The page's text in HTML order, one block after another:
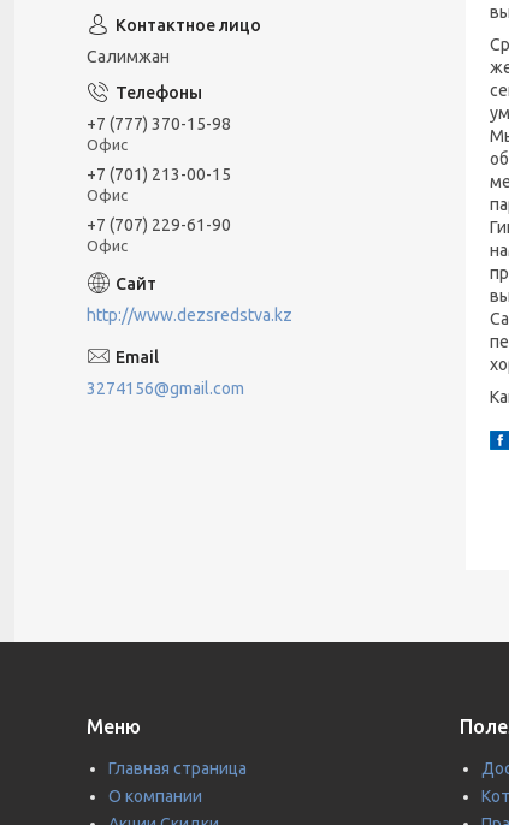
Салимжан
+7 (777) 370-15-98
Офис
+7 (701) 213-00-15
Офис
+7 (707) 229-61-90
Офис
http://www.dezsredstva.kz
3274156@gmail.com
Меню
Главная страница
О компании